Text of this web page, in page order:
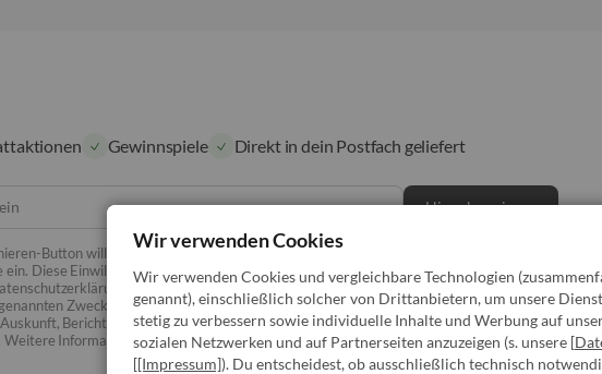
Gewinnspiele Direkt in dein Postfach geliefert
Hier abonnieren
Button willige ich in den regelmäßigen Versand von Newslettern an die
Diese Einwilligung kann ich jederzeit widerrufen. Die weiteren Informationen zum
habe ich zur Kenntnis genommen. Die Daten werden nur solange
Zweck benötigt werden. Mir stehen die Betroffenenrechte der DSGVO zu.
Berichtigung, Löschung und Widerspruch. Ferner bestätige ich, dass ich
Weitere Informationen zum Datenschutz findest duhier
Wir verwenden Cookies
Wir verwenden Cookies und vergleichbare Technologien
genannt), einschließlich solcher von Drittanbietern, um unsere
stetig zu verbessern sowie individuelle Inhalte und Werbung auf
sozialen Netzwerken und auf Partnerseiten anzuzeigen (s. unsere [
[[Impressum]). Du entscheidest, ob ausschließlich technisch